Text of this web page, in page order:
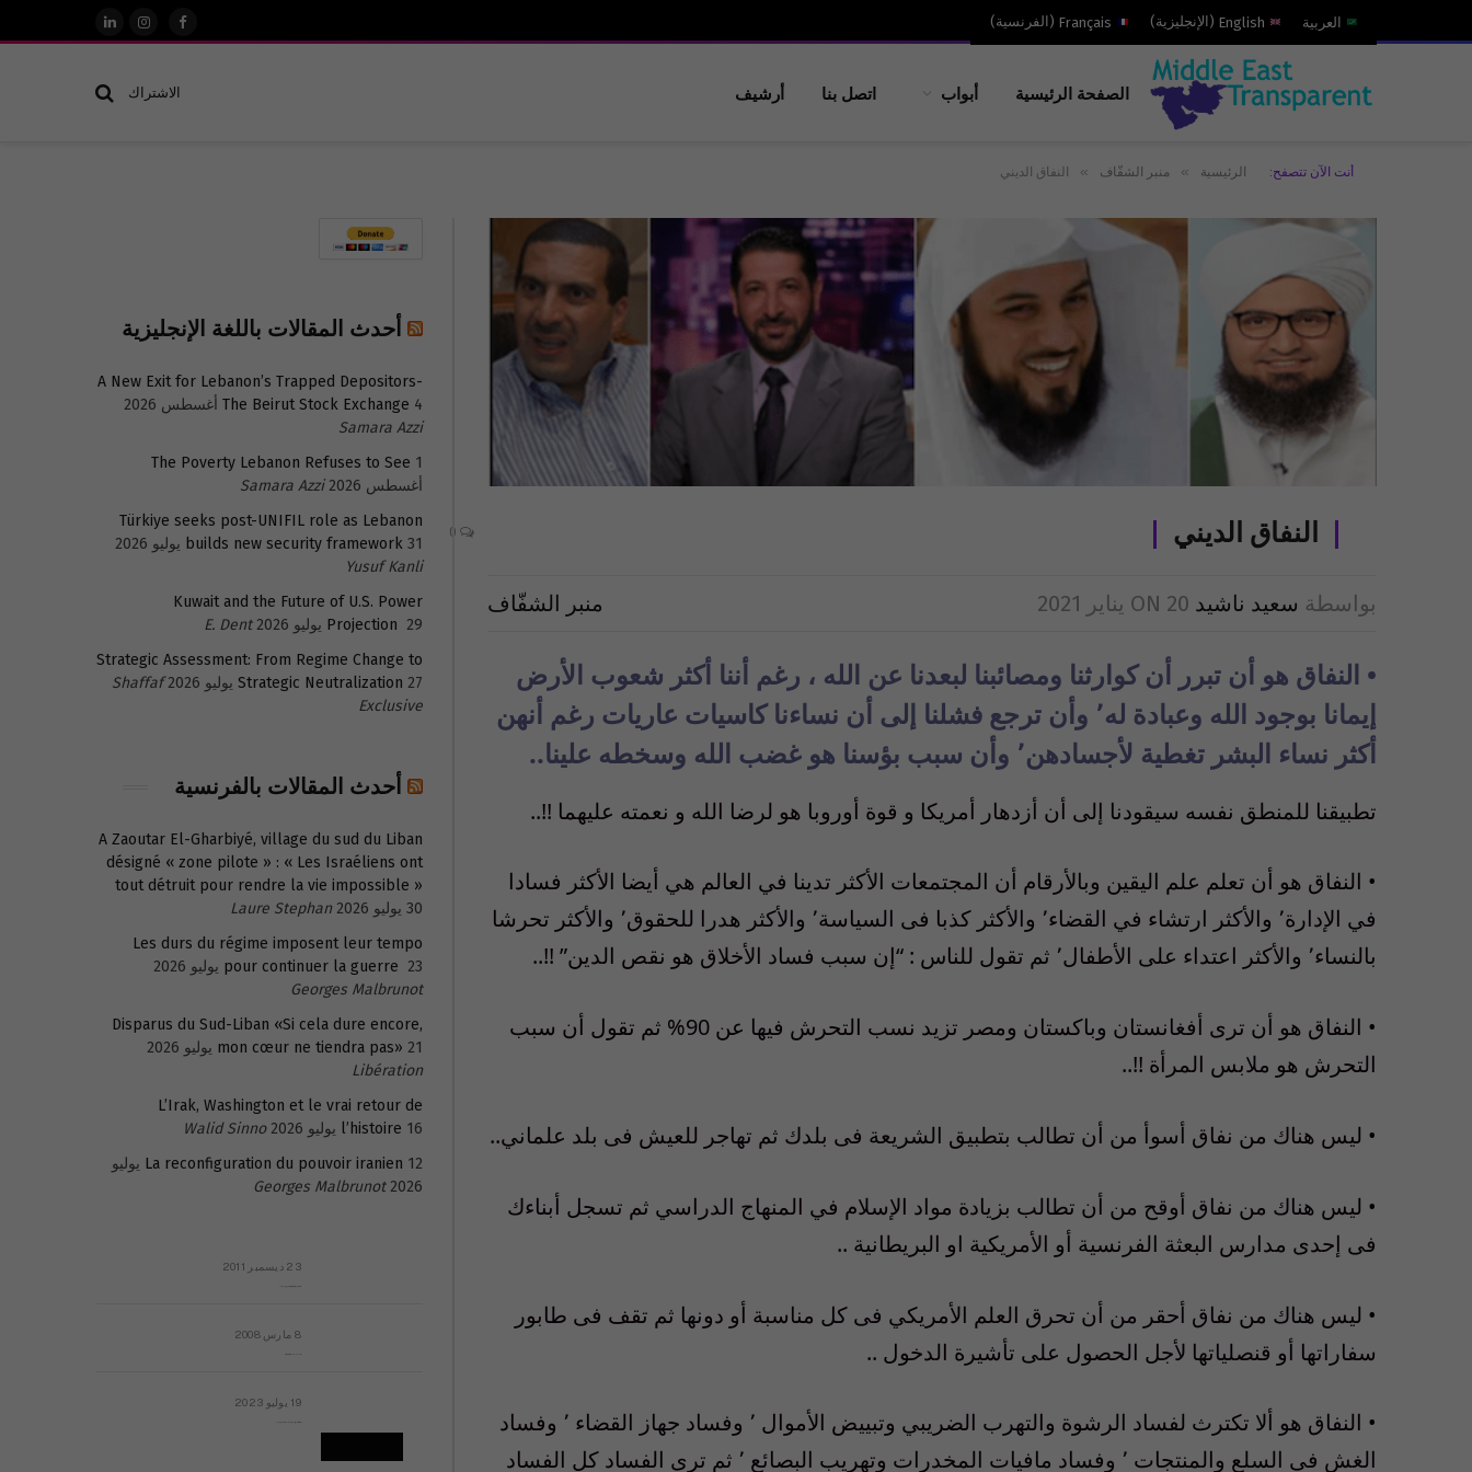
العربية English
( الإنجليزية)
Français
( الفرنسية)
فيسبوكالانستغرام
لينكدإن
الصفحة الرئيسية أبواب اتصل بنا أرشيف الاشتراك
أنت الآن تتصفح: الرئيسية » منبر الشفّاف » النفاق الديني
النفاق الديني
بواسطة سعيد ناشيد ON 20 يناير 2021 منبر الشفّاف
• النفاق هو أن تبرر أن كوارثنا ومصائبنا لبعدنا عن الله ، رغم أننا أكثر شعوب الأرض
إيمانا بوجود الله وعبادة له٬ وأن ترجع فشلنا إلى أن نساءنا كاسيات عاريات رغم أنهن
أكثر نساء البشر تغطية لأجسادهن٬ وأن سبب بؤسنا هو غضب الله وسخطه علينا..
تطبيقنا للمنطق نفسه سيقودنا إلى أن أزدهار أمريكا و قوة أوروبا هو لرضا الله و نعمته عليهما !!..
• النفاق هو أن تعلم علم اليقين وبالأرقام أن المجتمعات الأكثر تدينا في العالم هي أيضا الأكثر فسادا
في الإدارة٬ والأكثر ارتشاء في القضاء٬ والأكثر كذبا فى السياسة٬ والأكثر هدرا للحقوق٬ والأكثر تحرشا
بالنساء٬ والأكثر اعتداء على الأطفال٬ ثم تقول للناس : “إن سبب فساد الأخلاق هو نقص الدين” !!..
• النفاق هو أن ترى أفغانستان وباكستان ومصر تزيد نسب التحرش فيها عن 90% ثم تقول أن سبب
التحرش هو ملابس المرأة !!..
• ليس هناك من نفاق أسوأ من أن تطالب بتطبيق الشريعة فى بلدك ثم تهاجر للعيش فى بلد علماني..
• ليس هناك من نفاق أوقح من أن تطالب بزيادة مواد الإسلام في المنهاج الدراسي ثم تسجل أبناءك
فى إحدى مدارس البعثة الفرنسية أو الأمريكية او البريطانية ..
• ليس هناك من نفاق أحقر من أن تحرق العلم الأمريكي فى كل مناسبة أو دونها ثم تقف فى طابور
سفاراتها أو قنصلياتها لأجل الحصول على تأشيرة الدخول ..
• النفاق هو ألا تكترث لفساد الرشوة والتهرب الضريبي وتبييض الأموال ٬ وفساد جهاز القضاء ٬ وفساد
الغش فى السلع والمنتجات ٬ وفساد مافيات المخدرات وتهريب البصائع ٬ ثم ترى الفساد كل الفساد
أحدث المقالات باللغة الإنجليزية
A New Exit for Lebanon’s Trapped Depositors-
The Beirut Stock Exchange 4 أغسطس 2026
Samara Azzi
The Poverty Lebanon Refuses to See 1
أغسطس 2026
Samara Azzi
Türkiye seeks post-UNIFIL role as Lebanon
builds new security framework 31 يوليو 2026
Yusuf Kanli
Kuwait and the Future of U.S. Power
Projection 29 يوليو 2026
E. Dent
Strategic Assessment: From Regime Change to
Strategic Neutralization 27 يوليو 2026
Shaffaf
Exclusive
أحدث المقالات بالفرنسية
A Zaoutar El-Gharbiyé, village du sud du Liban
désigné « zone pilote » : « Les Israéliens ont
tout détruit pour rendre la vie impossible »
30 يوليو 2026
Laure Stephan
Les durs du régime imposent leur tempo
pour continuer la guerre 23 يوليو 2026
Georges Malbrunot
Disparus du Sud-Liban «Si cela dure encore,
mon cœur ne tiendra pas» 21 يوليو 2026
Libération
L’Irak, Washington et le vrai retour de
l’histoire 16 يوليو 2026
Walid Sinno
La reconfiguration du pouvoir iranien 12 يوليو
2026
Georges Malbrunot
23 ديسمبر 2011
8 مارس 2008
19 يوليو 2023